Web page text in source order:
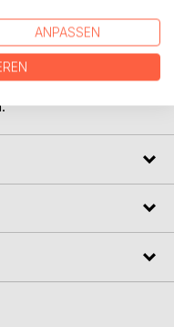
Roman über
durch vermeintliche
ANPASSEN